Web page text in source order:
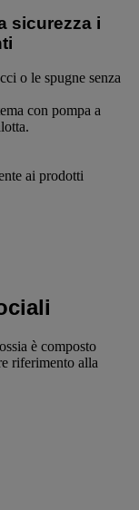
sicurezza i
o le spugne senza
con pompa a
ai prodotti
è composto
riferimento alla